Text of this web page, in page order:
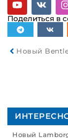
Поделиться в
Новый